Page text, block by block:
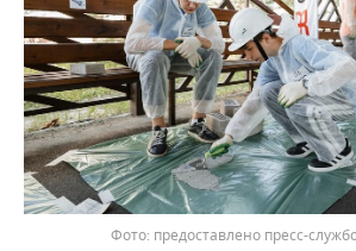
предоставлено пресс-